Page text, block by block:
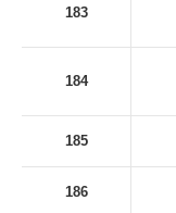
183
184
185
186